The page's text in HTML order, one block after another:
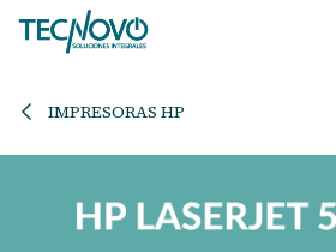
Ir al contenido
IMPRESORAS HP